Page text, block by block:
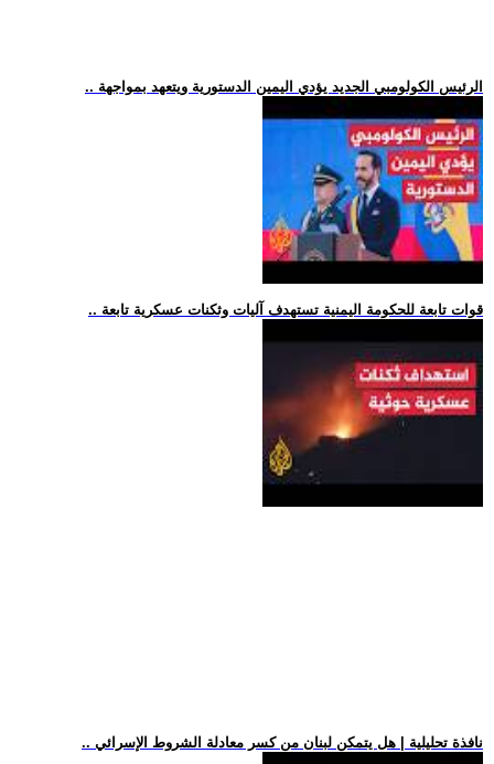
.. الرئيس الكولومبي الجديد يؤدي اليمين الدستورية ويتعهد بمواجهة
.. قوات تابعة للحكومة اليمنية تستهدف آليات وثكنات عسكرية تابعة
.. نافذة تحليلية | هل يتمكن لبنان من كسر معادلة الشروط الإسرائي